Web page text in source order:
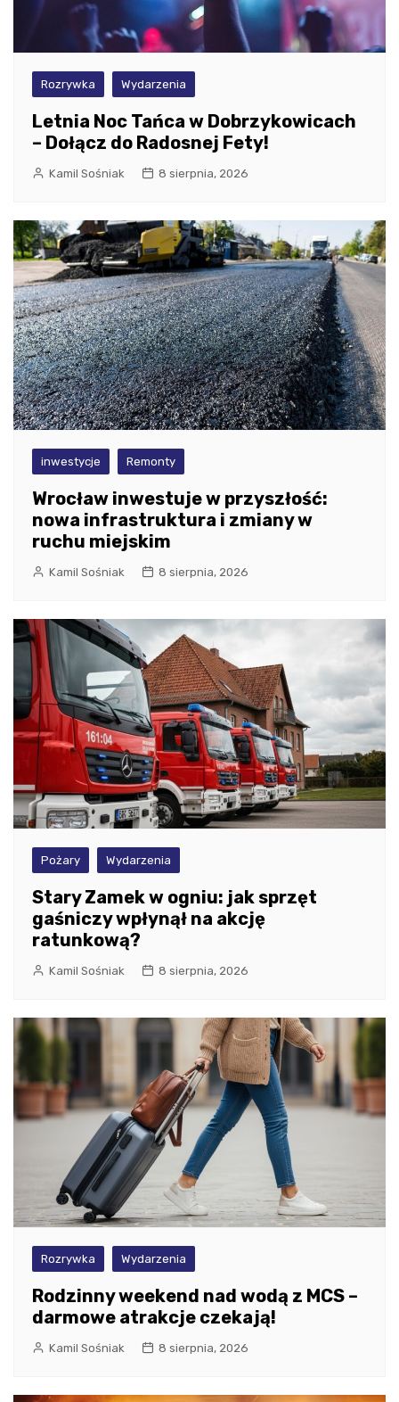
Rozrywka Wydarzenia
Letnia Noc Tańca w Dobrzykowicach
– Dołącz do Radosnej Fety!
Kamil Sośniak 8 sierpnia, 2026
inwestycje Remonty
Wrocław inwestuje w przyszłość:
nowa infrastruktura i zmiany w
ruchu miejskim
Kamil Sośniak 8 sierpnia, 2026
Pożary Wydarzenia
Stary Zamek w ogniu: jak sprzęt
gaśniczy wpłynął na akcję
ratunkową?
Kamil Sośniak 8 sierpnia, 2026
Rozrywka Wydarzenia
Rodzinny weekend nad wodą z MCS –
darmowe atrakcje czekają!
Kamil Sośniak 8 sierpnia, 2026